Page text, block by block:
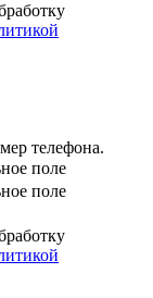
телефона.
поле
поле